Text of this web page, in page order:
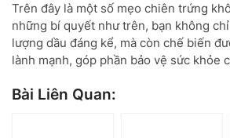
Trên đây là một số mẹo chiên trứng
những bí quyết như trên, bạn không
lượng dầu đáng kể, mà còn chế biến
lành mạnh, góp phần bảo vệ sức khỏe
Bài Liên Quan: